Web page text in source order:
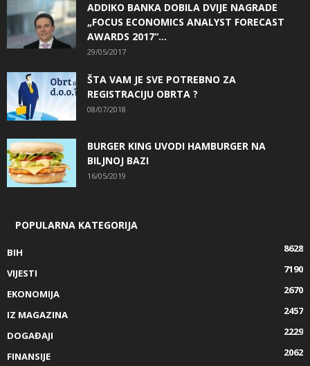
ADDIKO BANKA DOBILA DVIJE NAGRADE
„FOCUS ECONOMICS ANALYST FORECAST
AWARDS 2017“...
29/05/2017
ŠTA VAM JE SVE POTREBNO ZA
REGISTRACIJU OBRTA ?
08/07/2018
BURGER KING UVODI HAMBURGER NA
BILJNOJ BAZI
16/05/2019
POPULARNA KATEGORIJA
BIH
8628
VIJESTI
7190
EKONOMIJA
2670
IZ MAGAZINA
2457
DOGAĐAJI
2229
FINANSIJE
2062